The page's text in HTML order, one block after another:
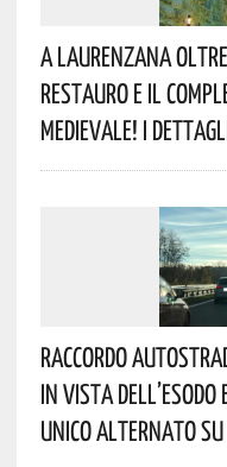
A Laurenzana
Restauro E Il
Medievale! I
Raccordo
In Vista Dell’esodo
Unico Alternato